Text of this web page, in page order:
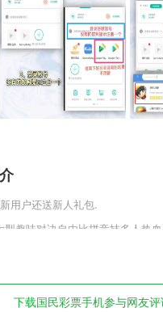
用户还送新人礼包.
趣味对决自由比拼竞技多人热
等你来体验。
下载国民彩票手机参与网友